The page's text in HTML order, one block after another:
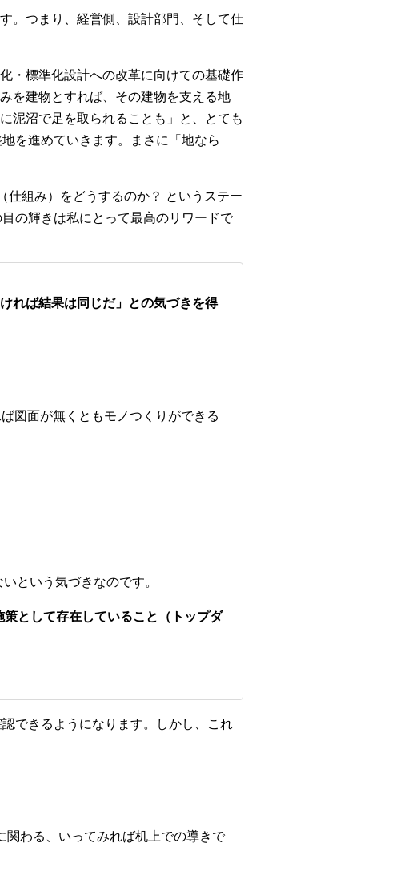
。つまり、経営側、設計部門、そして仕
・標準化設計への改革に向けての基礎作
を建物とすれば、その建物を支える地
泥沼で足を取られることも」と、とても
を進めていきます。まさに「地なら
仕組み）をどうするのか？ というステー
の輝きは私にとって最高のリワードで
れば結果は同じだ」との気づきを得
図面が無くともモノつくりができる
という気づきなのです。
として存在していること（トップダ
できるようになります。しかし、これ
関わる、いってみれば机上での導きで